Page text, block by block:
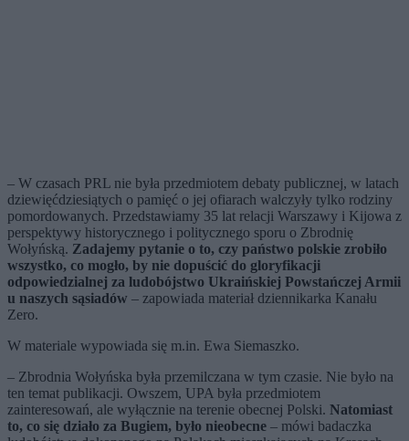
– W czasach PRL nie była przedmiotem debaty publicznej, w latach
dziewięćdziesiątych o pamięć o jej ofiarach walczyły tylko rodziny
pomordowanych. Przedstawiamy 35 lat relacji Warszawy i Kijowa z
perspektywy historycznego i politycznego sporu o Zbrodnię
Wołyńską. Zadajemy pytanie o to, czy państwo polskie zrobiło
wszystko, co mogło, by nie dopuścić do gloryfikacji
odpowiedzialnej za ludobójstwo Ukraińskiej Powstańczej Armii
u naszych sąsiadów – zapowiada materiał dziennikarka Kanału
Zero.
W materiale wypowiada się m.in. Ewa Siemaszko.
– Zbrodnia Wołyńska była przemilczana w tym czasie. Nie było na
ten temat publikacji. Owszem, UPA była przedmiotem
zainteresowań, ale wyłącznie na terenie obecnej Polski. Natomiast
to, co się działo za Bugiem, było nieobecne – mówi badaczka